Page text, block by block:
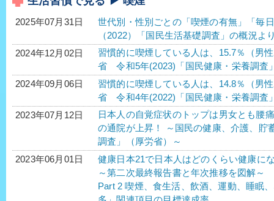
2025年07月31日
世代別・性別ごとの「喫煙の有無」「毎
（2022）「国民生活基礎調査」の概況よ
2024年12月02日
習慣的に喫煙している人は、15.7％（男
省 令和5年(2023)「国民健康・栄養調査
2024年09月06日
習慣的に喫煙している人は、14.8％（男
省 令和4年(2022)「国民健康・栄養調査
2023年07月12日
日本人の自覚症状のトップは男女とも腰
の通院が上昇！ ～国民の健康、介護、貯
調査」（厚労省）～
2023年06月01日
健康日本21で日本人はどのくらい健康に
～第二次最終報告書と年次推移を図解～
Part 2 喫煙、食生活、飲酒、運動、睡眠